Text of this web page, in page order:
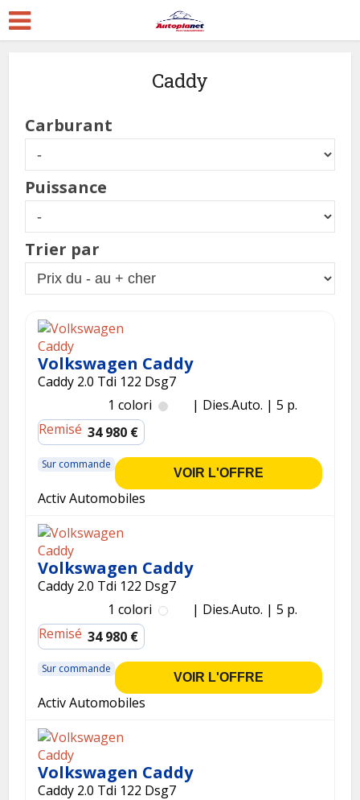
Caddy
Carburant
Puissance
Trier par
Volkswagen Caddy
Caddy 2.0 Tdi 122 Dsg7
1 colori
Dies.Auto.
5 p.
Remisé 34 980 €
Sur commande
VOIR L'OFFRE
Activ Automobiles
Volkswagen Caddy
Caddy 2.0 Tdi 122 Dsg7
1 colori
Dies.Auto.
5 p.
Remisé 34 980 €
Sur commande
VOIR L'OFFRE
Activ Automobiles
Volkswagen Caddy
Caddy 2.0 Tdi 122 Dsg7